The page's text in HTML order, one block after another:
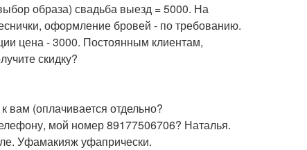
образа) свадьба выезд = 5000. На
оформление бровей - по требованию.
цена - 3000. Постоянным клиентам,
скидку?
(оплачивается отдельно?
мой номер 89177506706? Наталья.
Уфамакияж уфапрически.